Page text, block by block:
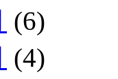
(6)
(4)